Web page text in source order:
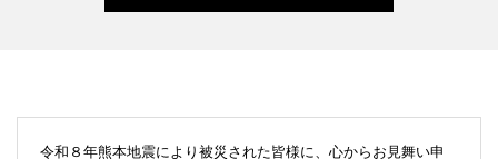
令和８年熊本地震により被災された皆様に、心からお見舞い申